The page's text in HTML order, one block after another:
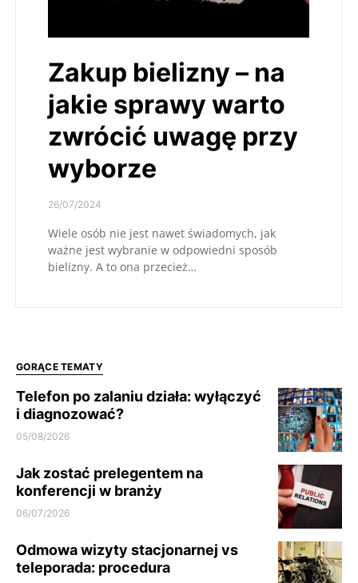
Zakup bielizny – na
jakie sprawy warto
zwrócić uwagę przy
wyborze
26/07/2024
Wiele osób nie jest nawet świadomych, jak
ważne jest wybranie w odpowiedni sposób
bielizny. A to ona przecież…
GORĄCE TEMATY
Telefon po zalaniu działa: wyłączyć
i diagnozować?
05/08/2026
Jak zostać prelegentem na
konferencji w branży
06/07/2026
Odmowa wizyty stacjonarnej vs
teleporada: procedura